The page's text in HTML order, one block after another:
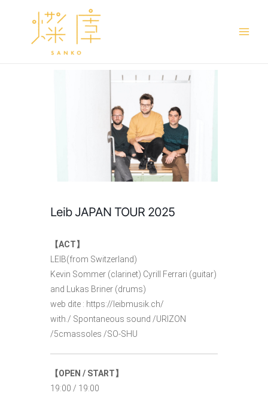
Leib JAPAN TOUR 2025
【ACT】
LEIB(from Switzerland)
Kevin Sommer (clarinet) Cyrill Ferrari (guitar)
and Lukas Briner (drums)
web dite : https://leibmusik.ch/
with./ Spontaneous sound /URIZON
/5cmassoles /SO-SHU
【OPEN / START】
19:00 / 19:00